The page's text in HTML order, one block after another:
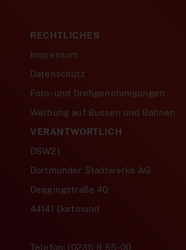
RECHTLICHES
Impressum
Datenschutz
Foto- und Drehgenehmigungen
Werbung auf Bussen und Bahnen
VERANTWORTLICH
DSW21
Dortmunder Stadtwerke AG
Deggingstraße 40
44141 Dortmund
Telefon: (0231) 9 55-00